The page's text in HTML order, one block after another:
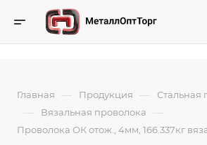
Главная — Продукция — Стальная
— Вязальная проволока —
Проволока ОК отож., 4мм, 166.337кг